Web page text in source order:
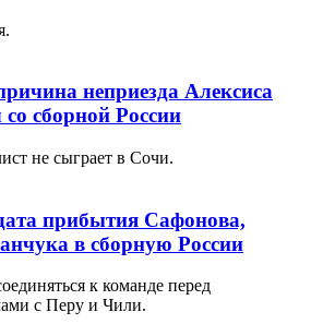
неприезда Алексиса
сборной России
не сыграет в Сочи.
прибытия Сафонова,
в сборную России
к команде перед
с Перу и Чили.